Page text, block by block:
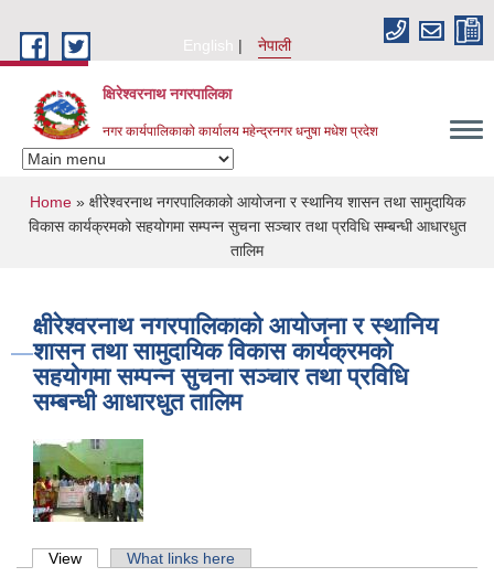
English
नेपाली
क्षिरेश्वरनाथ नगरपालिका
नगर कार्यपालिकाको कार्यालय महेन्द्रनगर धनुषा मधेश प्रदेश
You are here
Home» क्षीरेश्वरनाथ नगरपालिकाको आयोजना र स्थानिय शासन तथा सामुदायिक
विकास कार्यक्रमको सहयोगमा सम्पन्न सुचना सञ्चार तथा प्रविधि सम्बन्धी आधारधुत
तालिम
क्षीरेश्वरनाथ नगरपालिकाको आयोजना र स्थानिय
शासन तथा सामुदायिक विकास कार्यक्रमको
सहयोगमा सम्पन्न सुचना सञ्चार तथा प्रविधि
सम्बन्धी आधारधुत तालिम
Primary tabs
View (active tab)What links here